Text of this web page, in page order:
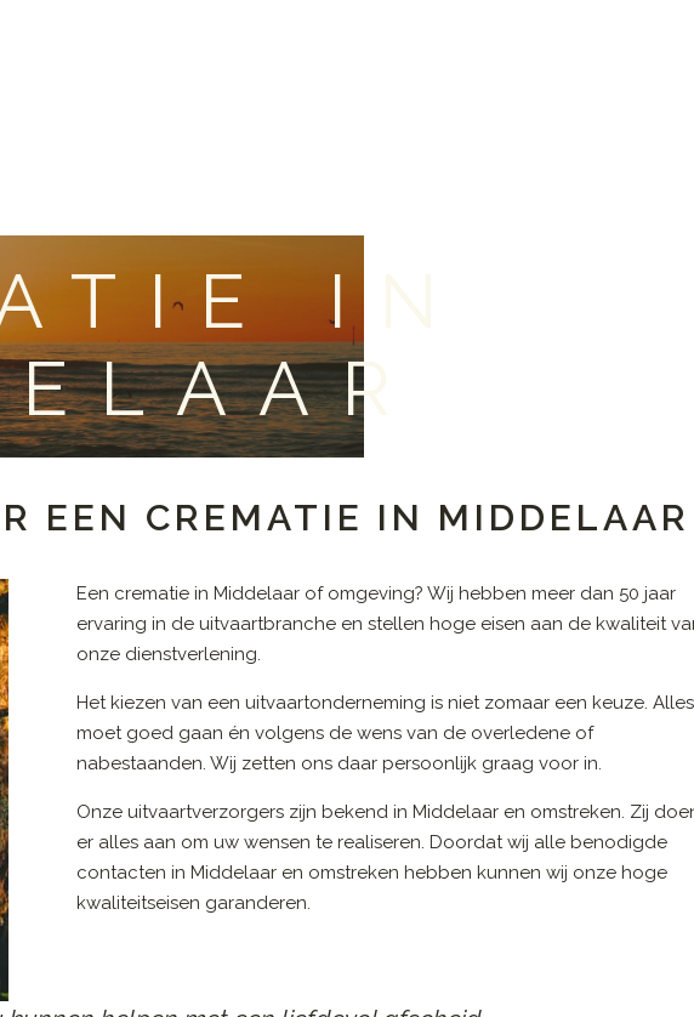
IN
EEN CREMATIE IN MIDDELAAR
Een crematie in Middelaar of omgeving? Wij hebben meer dan 50 jaar
ervaring in de uitvaartbranche en stellen hoge eisen aan de kwaliteit
onze dienstverlening.
Het kiezen van een uitvaartonderneming is niet zomaar een keuze. Alles
moet goed gaan én volgens de wens van de overledene of
nabestaanden. Wij zetten ons daar persoonlijk graag voor in.
Onze uitvaartverzorgers zijn bekend in Middelaar en omstreken. Zij
er alles aan om uw wensen te realiseren. Doordat wij alle benodigde
contacten in Middelaar en omstreken hebben kunnen wij onze hoge
kwaliteitseisen garanderen.